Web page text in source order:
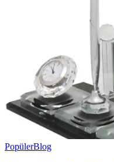
PopülerBlog